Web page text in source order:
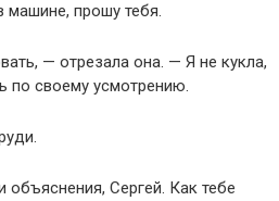
прошу тебя.
— отрезала она. — Я не кукла,
по своему усмотрению.
Сергей. Как тебе